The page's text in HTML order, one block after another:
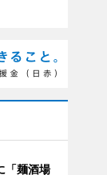
「麺酒場